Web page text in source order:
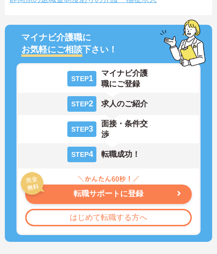
マイナビ介護職に
お気軽にご相談下さい！
STEP1
マイナビ介護
職にご登録
STEP2 求人のご紹介
STEP3
面接・条件交
渉
STEP4 転職成功！
転職サポートに登録
はじめて転職する方へ